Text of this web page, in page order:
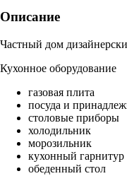
Описание
Частный дом
Кухонное оборудование
газовая плита
посуда и
столовые приборы
холодильник
морозильник
кухонный гарнитур
обеденный стол